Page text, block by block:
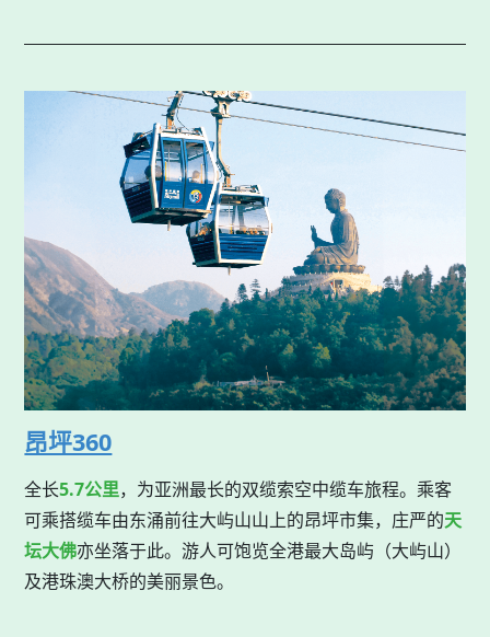
昂坪360
全长5.7公里，为亚洲最长的双缆索空中缆车旅程。乘客
可乘搭缆车由东涌前往大屿山山上的昂坪市集，庄严的天
坛大佛亦坐落于此。游人可饱览全港最大岛屿（大屿山）
及港珠澳大桥的美丽景色。